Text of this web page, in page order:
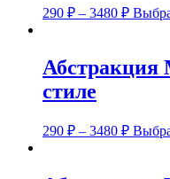
290 ₽ – 3480 ₽
Абстракция
стиле
290 ₽ – 3480 ₽